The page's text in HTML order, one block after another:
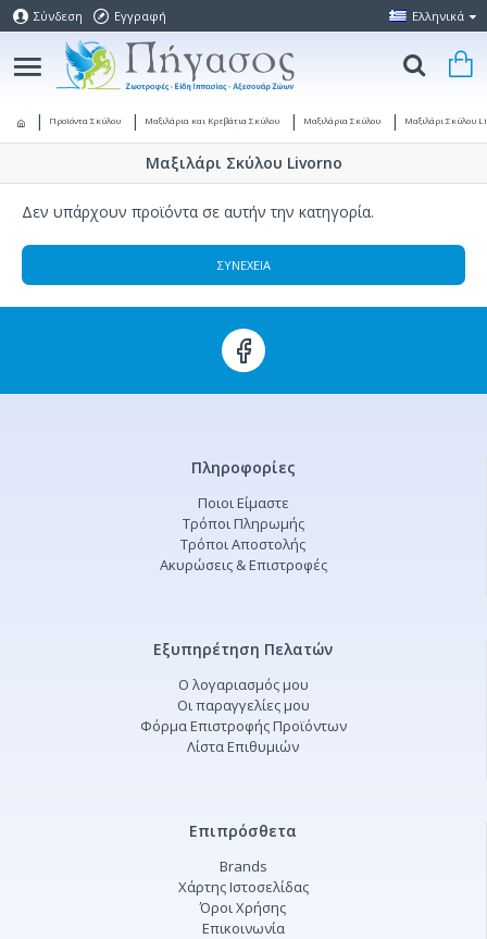
Σύνδεση Εγγραφή Ελληνικά
Προϊόντα Σκύλου Μαξιλάρια και Κρεβάτια Σκύλου Μαξιλάρια Σκύλου Μαξιλάρι Σκύλου
Μαξιλάρι Σκύλου Livorno
Δεν υπάρχουν προϊόντα σε αυτήν την κατηγορία.
ΣΥΝΈΧΕΙΑ
Πληροφορίες
Ποιοι Είμαστε
Τρόποι Πληρωμής
Τρόποι Αποστολής
Ακυρώσεις & Επιστροφές
Εξυπηρέτηση Πελατών
Ο λογαριασμός μου
Οι παραγγελίες μου
Φόρμα Επιστροφής Προϊόντων
Λίστα Επιθυμιών
Επιπρόσθετα
Brands
Χάρτης Ιστοσελίδας
Όροι Χρήσης
Επικοινωνία